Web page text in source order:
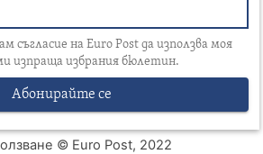
съгласие на Euro Post да използва моя
изпраща избрания бюлетин.
Абонирайте се
© Euro Post, 2022